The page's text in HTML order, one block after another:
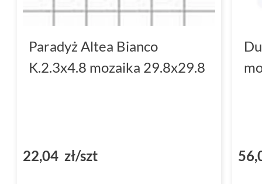
Paradyż Altea Bianco
K.2.3x4.8 mozaika 29.8x29.8
22,04 zł/szt